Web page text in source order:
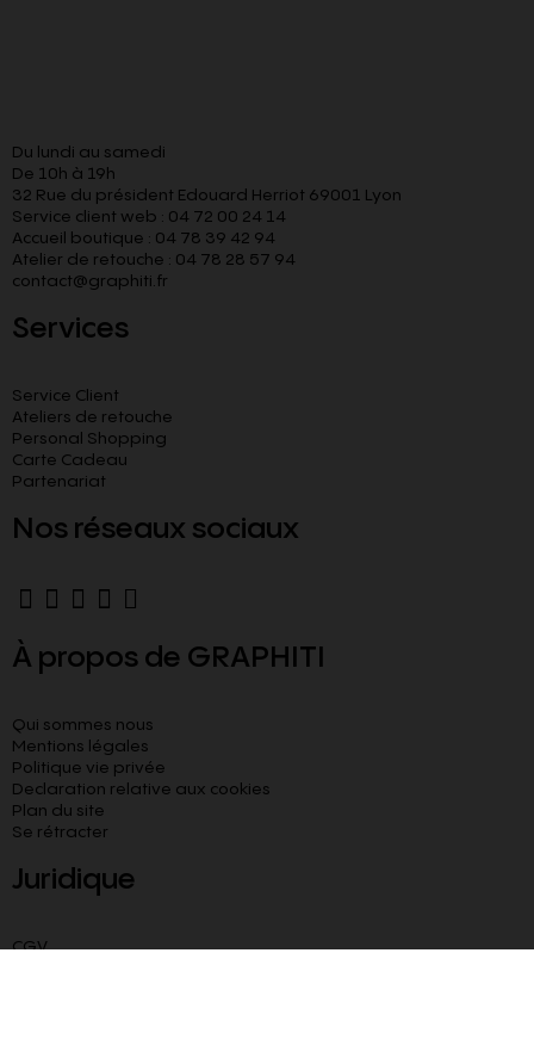
Du lundi au samedi
De 10h à 19h
32 Rue du président Edouard Herriot 69001 Lyon
Service client web : 04 72 00 24 14
Accueil boutique : 04 78 39 42 94
Atelier de retouche : 04 78 28 57 94
contact@graphiti.fr
Services
Service Client
Ateliers de retouche
Personal Shopping
Carte Cadeau
Partenariat
Nos réseaux sociaux
À propos de GRAPHITI
Qui sommes nous
Mentions légales
Politique vie privée
Declaration relative aux cookies​
Plan du site
Se rétracter
Juridique
CGV